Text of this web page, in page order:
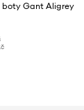
boty Gant Aligrey